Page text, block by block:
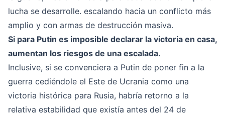
lucha se desarrolle. escalando hacia un conflicto más
amplio y con armas de destrucción masiva.
Si para Putin es imposible declarar la victoria en casa,
aumentan los riesgos de una escalada.
Inclusive, si se convenciera a Putin de poner fin a la
guerra cediéndole el Este de Ucrania como una
victoria histórica para Rusia, habría retorno a la
relativa estabilidad que existía antes del 24 de